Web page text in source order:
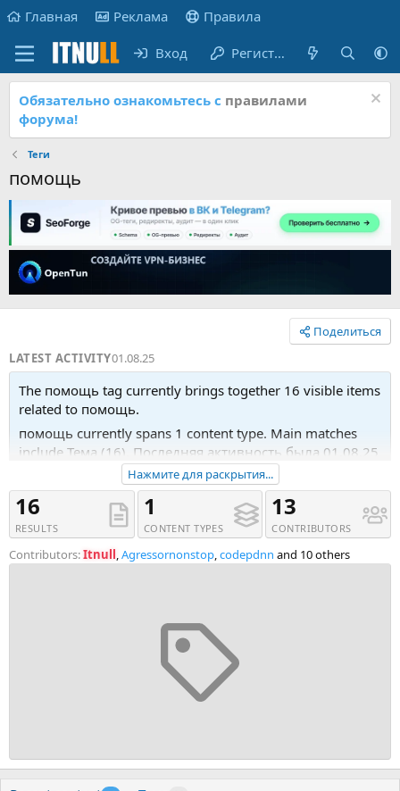
Главная Реклама Правила
Вход Регистрация
Обязательно ознакомьтесь с правилами
форума!
Теги
помощь
Поделиться
LATEST ACTIVITY01.08.25
The помощь tag currently brings together 16 visible items
related to помощь.
помощь currently spans 1 content type. Main matches
include Тема (16). Последняя активность была 01.08.25
Recent tagged content includes Тема 'Ищу помощь в
настройке Сотбит Маркетплейс + создание и
установка недостающих модулей.', Тема '[Level One]
Первая помощь - Курс, который может спасти жизнь
Нажмите для раскрытия...
16
RESULTS
1
CONTENT TYPES
13
CONTRIBUTORS
Contributors:Itnull ,Agressornonstop,codepdnn and 10 others